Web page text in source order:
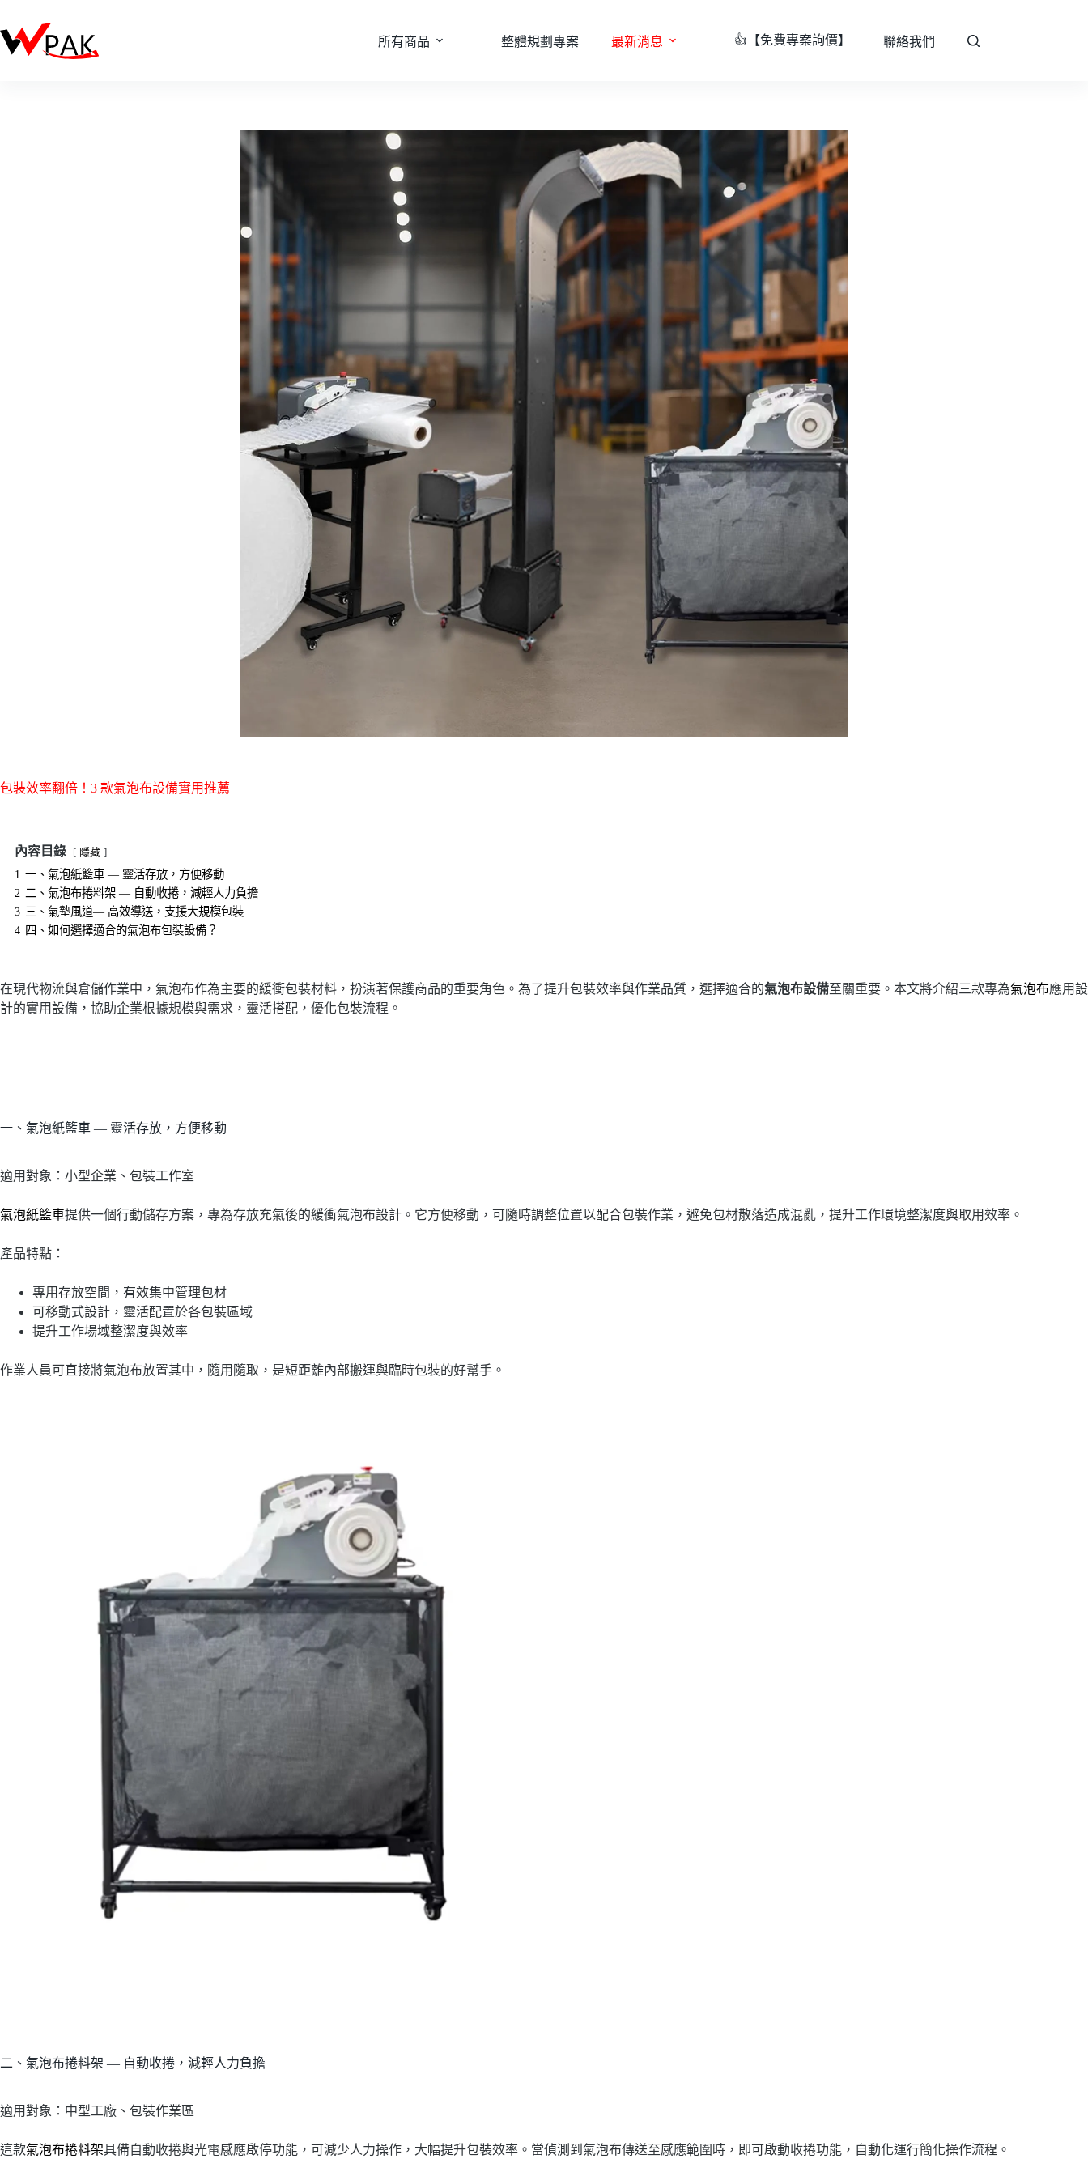
至
主
所有商品 整體規劃專案 最新消息 👍【免費專案詢價】 聯絡我們
包裝效率翻倍！3 款氣泡布設備實用推薦
內容目錄 隱藏
1 一、氣泡紙籃車 — 靈活存放，方便移動
2 二、氣泡布捲料架 — 自動收捲，減輕人力負擔
3 三、氣墊風道— 高效導送，支援大規模包裝
4 四、如何選擇適合的氣泡布包裝設備？
在現代物流與倉儲作業中，氣泡布作為主要的緩衝包裝材料，扮演著保護商品的重要角色。為了提升包裝效率與作業品質，選擇適合的氣泡布設備至關重要。本文將介紹三款專為氣泡布應用設
計的實用設備，協助企業根據規模與需求，靈活搭配，優化包裝流程。
一、氣泡紙籃車 — 靈活存放，方便移動
適用對象：小型企業、包裝工作室
氣泡紙籃車提供一個行動儲存方案，專為存放充氣後的緩衝氣泡布設計。它方便移動，可隨時調整位置以配合包裝作業，避免包材散落造成混亂，提升工作環境整潔度與取用效率。
產品特點：
專用存放空間，有效集中管理包材
可移動式設計，靈活配置於各包裝區域
提升工作場域整潔度與效率
作業人員可直接將氣泡布放置其中，隨用隨取，是短距離內部搬運與臨時包裝的好幫手。
二、氣泡布捲料架 — 自動收捲，減輕人力負擔
適用對象：中型工廠、包裝作業區
這款氣泡布捲料架具備自動收捲與光電感應啟停功能，可減少人力操作，大幅提升包裝效率。當偵測到氣泡布傳送至感應範圍時，即可啟動收捲功能，自動化運行簡化操作流程。